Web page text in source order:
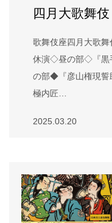
四月大歌舞伎
歌舞伎座四月大歌
休演◇昼の部◇『黒
の部◆『彦山権現
極内匠…
2025.03.20